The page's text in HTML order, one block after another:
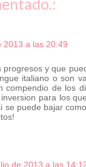
2013 a las 20:49
y que
italiano o son
compendio de los
para los
se puede bajar
de 2013 a las